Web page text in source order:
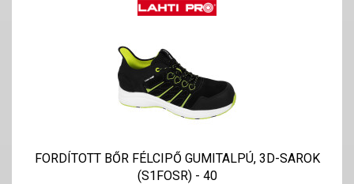
FORDÍTOTT BŐR FÉLCIPŐ GUMITALPÚ, 3D-SAROK
(S1FOSR) - 40